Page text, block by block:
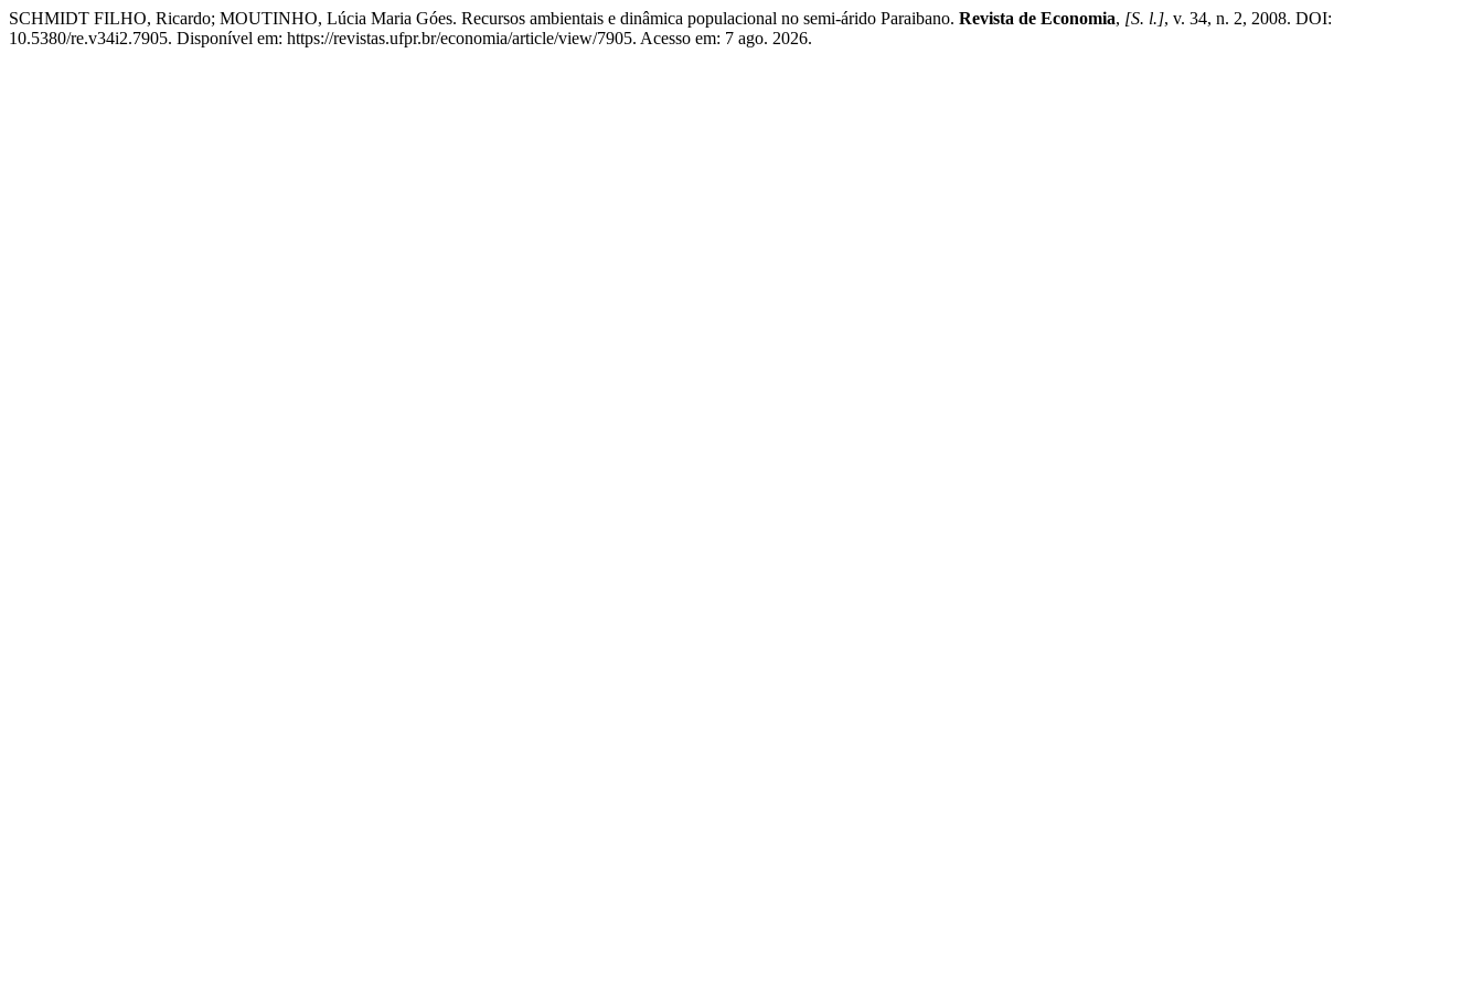
SCHMIDT FILHO, Ricardo; MOUTINHO, Lúcia Maria Góes. Recursos ambientais e dinâmica populacional no semi-árido Paraibano. Revista de Economia, [S. l.], v. 34, n. 2, 2008. DOI:
10.5380/re.v34i2.7905. Disponível em: https://revistas.ufpr.br/economia/article/view/7905. Acesso em: 7 ago. 2026.